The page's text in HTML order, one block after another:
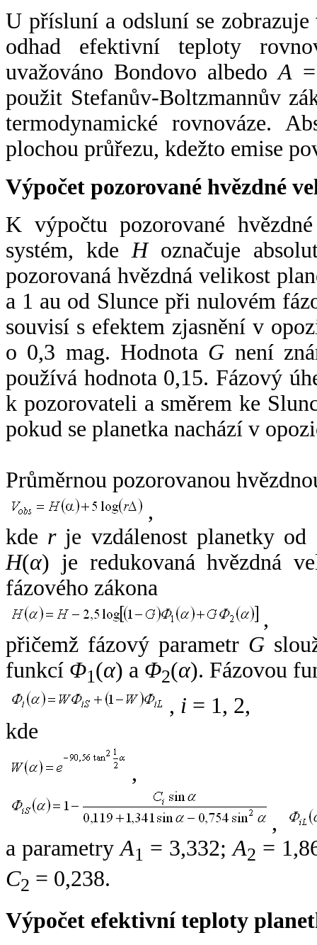
U přísluní a odsluní se
odhad efektivní teploty
uvažováno Bondovo albedoA
použit Stefanův-Boltzmannův
termodynamické rovnováze.
plochou průřezu, kdežto emise
Výpočet pozorované hvězdné
K výpočtu pozorované
systém, kde Hoznačuje
pozorovaná hvězdná velikost
a 1 au od Slunce při nulovém
souvisí s efektem zjasnění v
o 0,3 mag. Hodnota G není
používá hodnota 0,15. Fázový
k pozorovateli a směrem ke
pokud se planetka nachází v
Průměrnou pozorovanou
,
kde rje vzdálenost planetky od
H(α) je redukovaná hvězdná
fázového zákona
,
přičemž fázový parametr G
funkcí Φ1(α) a Φ2(α). Fázovou
, i = 1, 2,
kde
,
,
a parametryA1 = 3,332;A2 =
C2 = 0,238.
Výpočet efektivní teploty